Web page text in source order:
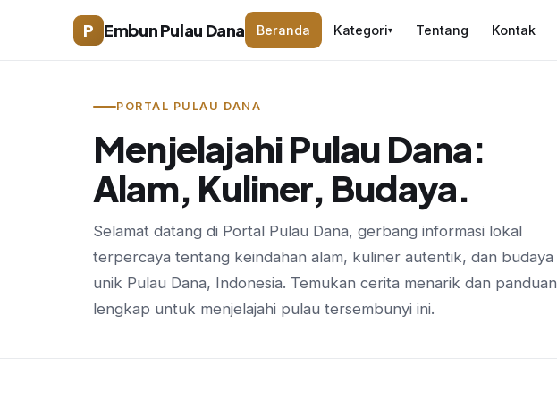
P Embun Pulau Dana Beranda Kategori▾ Tentang Kontak
PORTAL PULAU DANA
Menjelajahi Pulau Dana:
Alam, Kuliner, Budaya.
Selamat datang di Portal Pulau Dana, gerbang informasi lokal
terpercaya tentang keindahan alam, kuliner autentik, dan budaya
unik Pulau Dana, Indonesia. Temukan cerita menarik dan panduan
lengkap untuk menjelajahi pulau tersembunyi ini.